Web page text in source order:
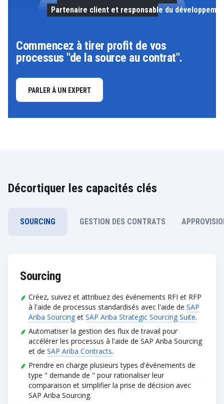
Commencez à tirer profit de vos
processus "de la source au contrat".
PARLER À UN EXPERT
Partenaire client et responsable du
Décortiquer les capacités clés
SOURCING GESTION DES CONTRATS
Sourcing
Créez, suivez et attribuez des événements RFI et RFP
à l'aide de processus standardisés avec l'aide de SAP
Ariba Sourcing et SAP Ariba Strategic Sourcing Suite.
Automatiser la gestion des flux de travail pour
accélérer les processus à l'aide de SAP Ariba Sourcing
et de SAP Ariba Contracts.
Prendre en charge plusieurs types d'événements de
type " demande de " pour rationaliser leur
comparaison et simplifier la prise de décision avec
SAP Ariba Sourcing.